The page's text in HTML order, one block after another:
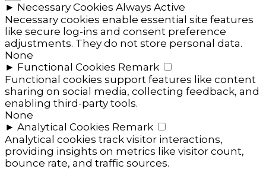
► Necessary Cookies Always Active
Necessary cookies enable essential site features
like secure log-ins and consent preference
adjustments. They do not store personal data.
None
► Functional Cookies Remark
Functional cookies support features like content
sharing on social media, collecting feedback, and
enabling third-party tools.
None
► Analytical Cookies Remark
Analytical cookies track visitor interactions,
providing insights on metrics like visitor count,
bounce rate, and traffic sources.